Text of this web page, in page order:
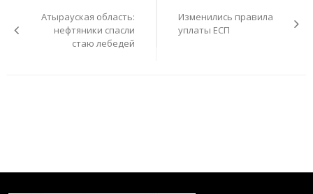
записямАтырауская область:
нефтяники спасли
стаю лебедей
Изменились правила
уплаты ЕСП